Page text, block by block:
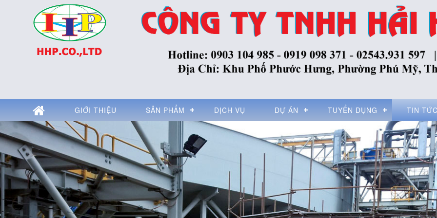
GIỚI THIỆU SẢN PHẨM DỊCH VỤ DỰ ÁN TUYỂN DỤNG TIN TỨC